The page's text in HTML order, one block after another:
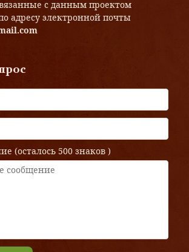
с данным проектом
адресу электронной почты
(осталось 500 знаков )